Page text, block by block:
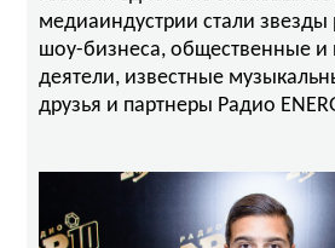
медиаиндустрии стали звезды
шоу-бизнеса, общественные и
деятели, известные
друзья и партнеры Радио